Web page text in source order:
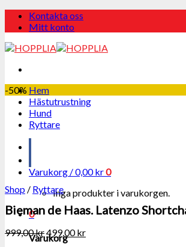
Skip
Kontakta oss
Mitt konto
Hem
Hästutrustning
Hund
Ryttare
Varukorg /0,00kr0
Inga produkter i varukorgen.
0
Varukorg
-50%
Shop / Ryttare
Bieman de Haas. Latenzo
999,00kr499,00kr